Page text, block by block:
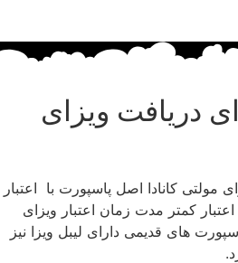
دریافت ویزای
ویزای مولتی کانادا اصل پاسپورت با اعتبار
5 ساله (با اعتبار کمتر مدت زمان اعتبار ویزای
های قدیمی دارای لیبل ویزا نیز